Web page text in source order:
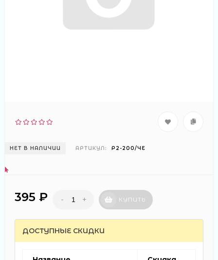
НЕТ В НАЛИЧИИ АРТИКУЛ: Р2-200/ЧЕ
395 ₽ - + КУПИТЬ
ДОСТУПНЫЕ СКИДКИ